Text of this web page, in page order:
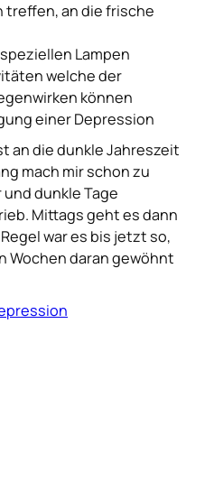
treffen, an die frische
Lampen
welche der
können
einer Depression
an die dunkle Jahreszeit
mach mir schon zu
dunkle Tage
Mittags geht es dann
war es bis jetzt so,
Wochen daran gewöhnt